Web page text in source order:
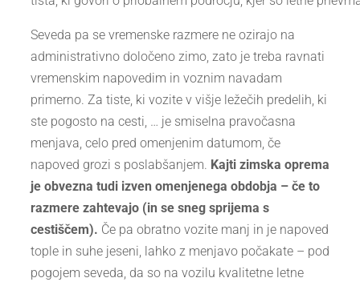
Seveda pa se vremenske razmere ne ozirajo na
administrativno določeno zimo, zato je treba ravnati
vremenskim napovedim in voznim navadam
primerno. Za tiste, ki vozite v višje ležečih predelih, ki
ste pogosto na cesti, … je smiselna pravočasna
menjava, celo pred omenjenim datumom, če
napoved grozi s poslabšanjem. Kajti zimska oprema
je obvezna tudi izven omenjenega obdobja – če to
razmere zahtevajo (in se sneg sprijema s
cestiščem). Če pa obratno vozite manj in je napoved
tople in suhe jeseni, lahko z menjavo počakate – pod
pogojem seveda, da so na vozilu kvalitetne letne